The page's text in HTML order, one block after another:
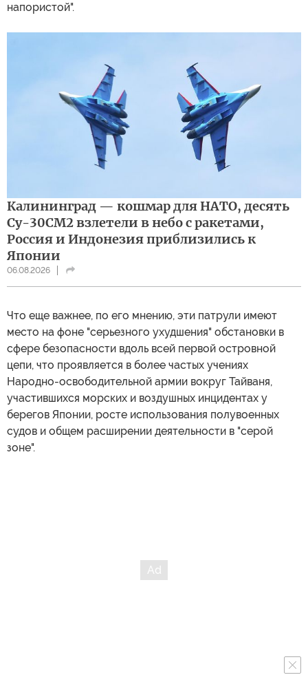
напористой".
Калининград — кошмар для НАТО, десять
Су-30СМ2 взлетели в небо с ракетами,
Россия и Индонезия приблизились к
Японии
06.08.2026
Что еще важнее, по его мнению, эти патрули имеют
место на фоне "серьезного ухудшения" обстановки в
сфере безопасности вдоль всей первой островной
цепи, что проявляется в более частых учениях
Народно-освободительной армии вокруг Тайваня,
участившихся морских и воздушных инцидентах у
берегов Японии, росте использования полувоенных
судов и общем расширении деятельности в "серой
зоне".